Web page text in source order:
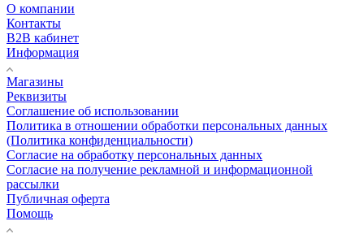
О компании
Контакты
B2B кабинет
Информация
Магазины
Реквизиты
Соглашение об использовании
Политика в отношении обработки персональных данных
(Политика конфиденциальности)
Согласие на обработку персональных данных
Согласие на получение рекламной и информационной
рассылки
Публичная оферта
Помощь